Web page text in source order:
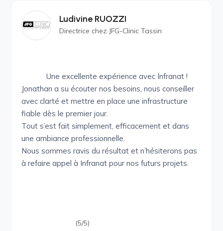
Ludivine RUOZZI
Directrice chez JFG-Clinic Tassin
Une excellente expérience avec Infranat !
Jonathan a su écouter nos besoins, nous conseiller
avec clarté et mettre en place une infrastructure
fiable dès le premier jour.
Tout s’est fait simplement, efficacement et dans
une ambiance professionnelle.
Nous sommes ravis du résultat et n’hésiterons pas
à refaire appel à Infranat pour nos futurs projets.
(5/5)